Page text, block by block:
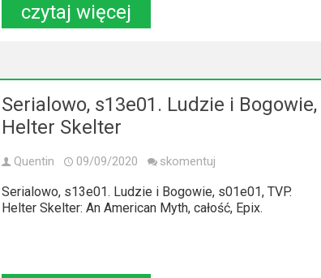
czytaj więcej
Serialowo, s13e01. Ludzie i Bogowie,
Helter Skelter
Quentin 09/09/2020 skomentuj
Serialowo, s13e01. Ludzie i Bogowie, s01e01, TVP.
Helter Skelter: An American Myth, całość, Epix.